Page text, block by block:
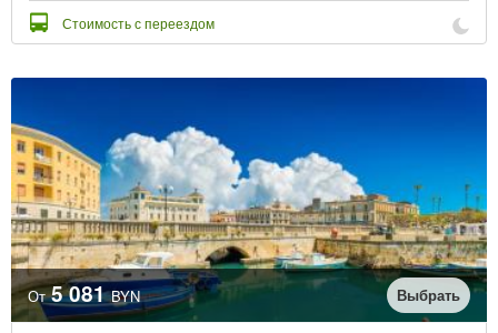
Стоимость с переездом
От 5 081 BYN Выбрать